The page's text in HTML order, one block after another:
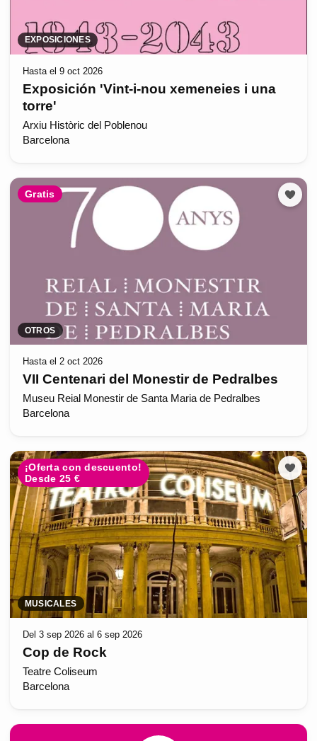
EXPOSICIONES
Hasta el 9 oct 2026
Exposición 'Vint-i-nou xemeneies i una
torre'
Arxiu Històric del Poblenou
Barcelona
Gratis
OTROS
Hasta el 2 oct 2026
VII Centenari del Monestir de Pedralbes
Museu Reial Monestir de Santa Maria de Pedralbes
Barcelona
¡Oferta con descuento!
Desde 25 €
MUSICALES
Del 3 sep 2026 al 6 sep 2026
Cop de Rock
Teatre Coliseum
Barcelona